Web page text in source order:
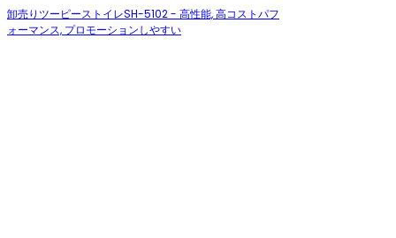
卸売りツーピーストイレSH-5102 - 高性能, 高コストパフ
ォーマンス, プロモーションしやすい